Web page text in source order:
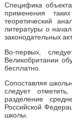
Специфика
применения
теоретический
литературы о
законодательных
Во-первых,
Великобритании
бесплатно.
Сопоставляя
следует
разделение
Российской
школы.